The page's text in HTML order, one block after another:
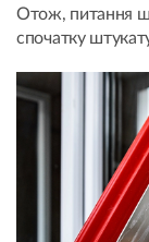
Отож, питання
спочатку